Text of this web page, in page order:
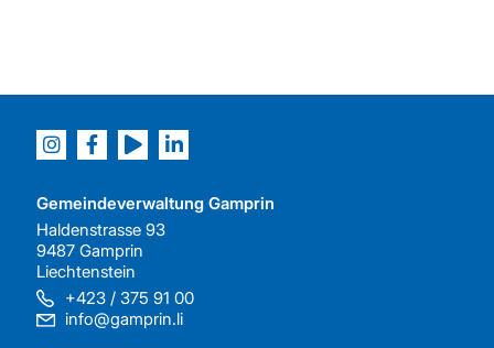
Gemeindeverwaltung Gamprin
Haldenstrasse 93
9487 Gamprin
Liechtenstein
+423 / 375 91 00
info@gamprin.li